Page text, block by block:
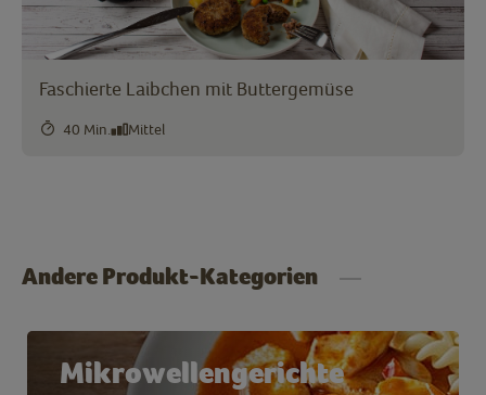
Faschierte Laibchen mit Buttergemüse
40 Min. Mittel
Andere Produkt-Kategorien
Mikrowellengerichte